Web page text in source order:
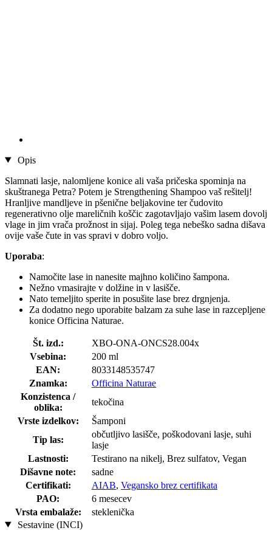
Opis
Slamnati lasje, nalomljene konice ali vaša pričeska spominja na
skuštranega Petra? Potem je Strengthening Shampoo vaš rešitelj!
Hranljive mandljeve in pšenične beljakovine ter čudovito
regenerativno olje mareličnih koščic zagotavljajo vašim lasem dovolj
vlage in jim vrača prožnost in sijaj. Poleg tega nebeško sadna dišava
ovije vaše čute in vas spravi v dobro voljo.
Uporaba:
Namočite lase in nanesite majhno količino šampona.
Nežno vmasirajte v dolžine in v lasišče.
Nato temeljito sperite in posušite lase brez drgnjenja.
Za dodatno nego uporabite balzam za suhe lase in razcepljene
konice Officina Naturae.
Št. izd.:
XBO-ONA-ONCS28.004x
Vsebina:
200 ml
EAN:
8033148535747
Znamka:
Officina Naturae
Konzistenca /
oblika:
tekočina
Vrste izdelkov:
Šamponi
Tip las:
občutljivo lasišče, poškodovani lasje, suhi
lasje
Lastnosti:
Testirano na nikelj, Brez sulfatov, Vegan
Dišavne note:
sadne
Certifikati:
AIAB, Vegansko brez certifikata
PAO:
6 mesecev
Vrsta embalaže:
steklenička
Sestavine (INCI)